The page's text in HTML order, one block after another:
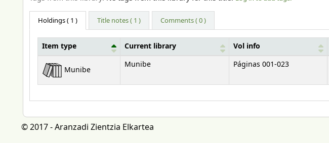
Holdings( 1 ) Title notes ( 1 ) Comments ( 0 )
Holdings
Item type Current library Vol info
Munibe
Munibe Páginas 001-023
© 2017 - Aranzadi Zientzia Elkartea